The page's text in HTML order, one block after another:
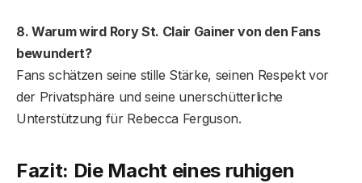
8. Warum wird Rory St. Clair Gainer von den Fans
bewundert?
Fans schätzen seine stille Stärke, seinen Respekt vor
der Privatsphäre und seine unerschütterliche
Unterstützung für Rebecca Ferguson.
Fazit: Die Macht eines ruhigen